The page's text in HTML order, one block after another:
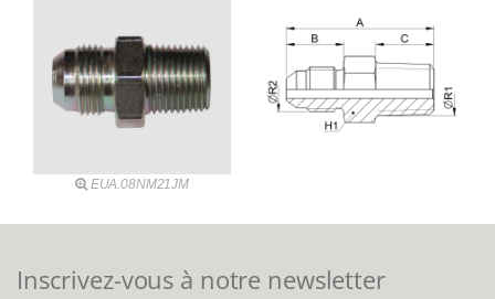
EUA.08NM21JM
Inscrivez-vous à notre newsletter